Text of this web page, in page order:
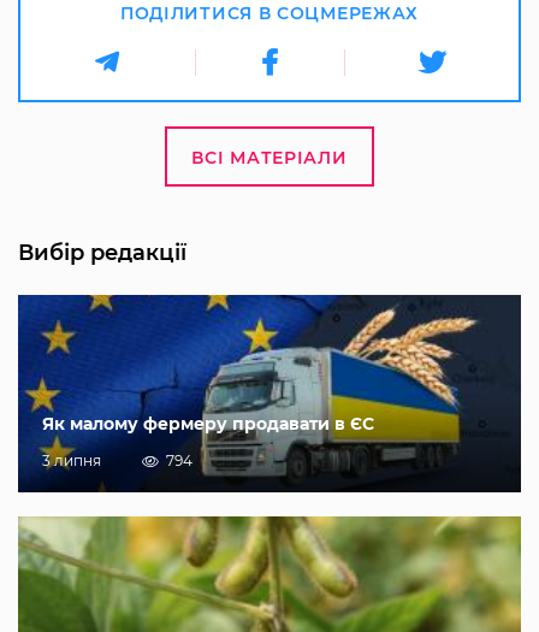
ПОДІЛИТИСЯ В СОЦМЕРЕЖАХ
ВСІ МАТЕРІАЛИ
Вибір редакції
Як малому фермеру продавати в ЄС
3 липня 794